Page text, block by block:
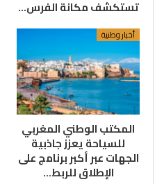
تستكشف مكانة الفرس…
أخبار وطنية
المكتب الوطني المغربي
للسياحة يعزز جاذبية
الجهات عبر أكبر برنامج على
الإطلاق للربط…